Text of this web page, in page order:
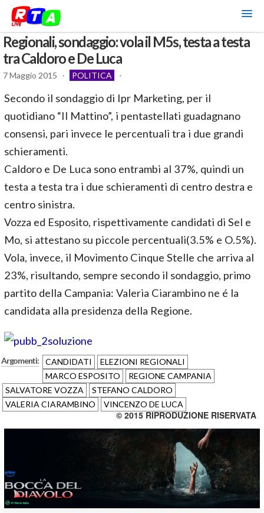
Regionali, sondaggio: vola il M5s, testa a testa
tra Caldoro e De Luca
7 Maggio 2015 - POLITICA -
Secondo il sondaggio di Ipr Marketing, per il
quotidiano “Il Mattino”, i pentastellati guadagnano
consensi, pari invece le percentuali tra i due grandi
schieramenti.
Caldoro e De Luca sono entrambi al 37%, quindi un
testa a testa tra i due schieramenti di centro destra e
centro sinistra.
Vozza ed Esposito, rispettivamente candidati di Sel e
Mo, si attestano su piccole percentuali(3.5% e O.5%).
Vola, invece, il Movimento Cinque Stelle che arriva al
23%, risultando, sempre secondo il sondaggio, primo
partito della Campania: Valeria Ciarambino ne é la
candidata alla presidenza della Regione.
Argomenti: CANDIDATI
ELEZIONI REGIONALI
MARCO ESPOSITO
REGIONE CAMPANIA
SALVATORE VOZZA
STEFANO CALDORO
VALERIA CIARAMBINO
VINCENZO DE LUCA
© 2015 RIPRODUZIONE RISERVATA